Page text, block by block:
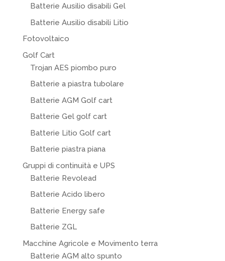
Batterie Ausilio disabili Gel
Batterie Ausilio disabili Litio
Fotovoltaico
Golf Cart
Trojan AES piombo puro
Batterie a piastra tubolare
Batterie AGM Golf cart
Batterie Gel golf cart
Batterie Litio Golf cart
Batterie piastra piana
Gruppi di continuità e UPS
Batterie Revolead
Batterie Acido libero
Batterie Energy safe
Batterie ZGL
Macchine Agricole e Movimento terra
Batterie AGM alto spunto